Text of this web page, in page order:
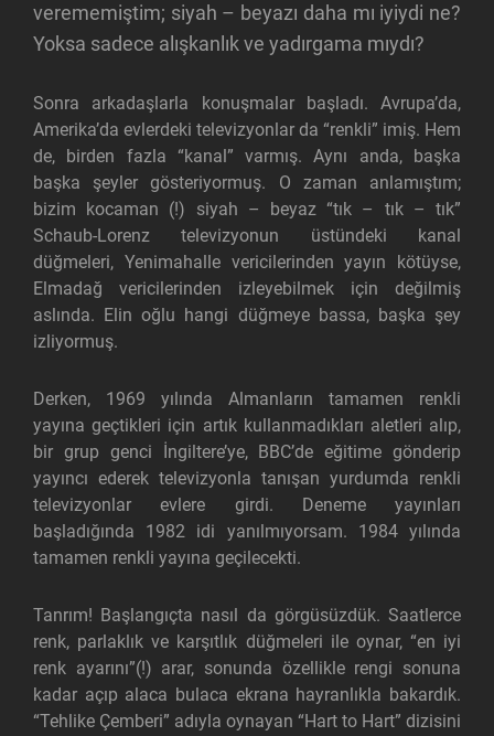
verememiştim; siyah – beyazı daha mı iyiydi ne?
Yoksa sadece alışkanlık ve yadırgama mıydı?
Sonra arkadaşlarla konuşmalar başladı. Avrupa’da,
Amerika’da evlerdeki televizyonlar da “renkli” imiş. Hem
de, birden fazla “kanal” varmış. Aynı anda, başka
başka şeyler gösteriyormuş. O zaman anlamıştım;
bizim kocaman (!) siyah – beyaz “tık – tık – tık”
Schaub-Lorenz televizyonun üstündeki kanal
düğmeleri, Yenimahalle vericilerinden yayın kötüyse,
Elmadağ vericilerinden izleyebilmek için değilmiş
aslında. Elin oğlu hangi düğmeye bassa, başka şey
izliyormuş.
Derken, 1969 yılında Almanların tamamen renkli
yayına geçtikleri için artık kullanmadıkları aletleri alıp,
bir grup genci İngiltere’ye, BBC’de eğitime gönderip
yayıncı ederek televizyonla tanışan yurdumda renkli
televizyonlar evlere girdi. Deneme yayınları
başladığında 1982 idi yanılmıyorsam. 1984 yılında
tamamen renkli yayına geçilecekti.
Tanrım! Başlangıçta nasıl da görgüsüzdük. Saatlerce
renk, parlaklık ve karşıtlık düğmeleri ile oynar, “en iyi
renk ayarını”(!) arar, sonunda özellikle rengi sonuna
kadar açıp alaca bulaca ekrana hayranlıkla bakardık.
“Tehlike Çemberi” adıyla oynayan “Hart to Hart” dizisini